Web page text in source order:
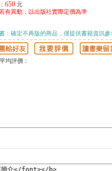
650 元
有異動，以出版社實際定價為準
：確定不再版的商品，僅提供書籍資訊參
均評價：